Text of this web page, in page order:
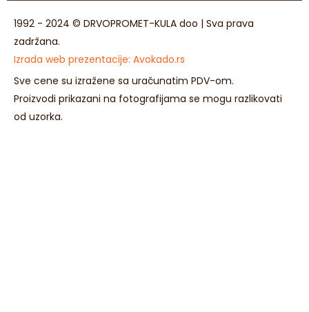
1992 - 2024 © DRVOPROMET-KULA doo | Sva prava
zadržana.
Izrada web prezentacije: Avokado.rs
Sve cene su izražene sa uračunatim PDV-om.
Proizvodi prikazani na fotografijama se mogu razlikovati
od uzorka.